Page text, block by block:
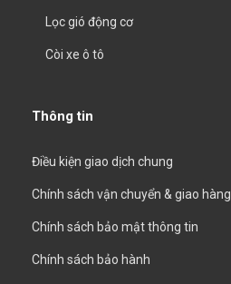
Lọc gió động cơ
Còi xe ô tô
Thông tin
Điều kiện giao dịch chung
Chính sách vận chuyển & giao hàng
Chính sách bảo mật thông tin
Chính sách bảo hành